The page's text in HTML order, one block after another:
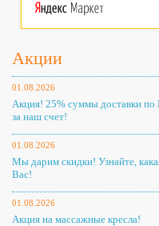
Акции
01.08.2026
Акция! 25% суммы доставки по
за наш счет!
01.08.2026
Мы дарим скидки! Узнайте,
Вас!
01.08.2026
Акция на массажные кресла!